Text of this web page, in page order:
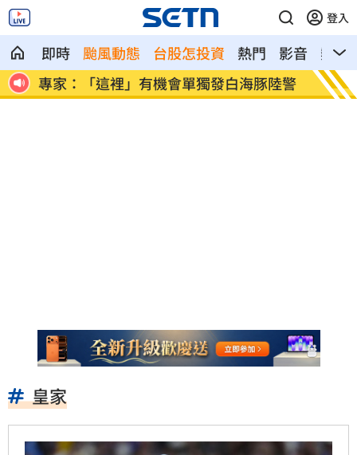
登入
即時 颱風動態 台股怎投資 熱門 影音
熱搜
警
印度男來台觀光又偷又騙…把全聯當提款
機
白海
60％
皇家